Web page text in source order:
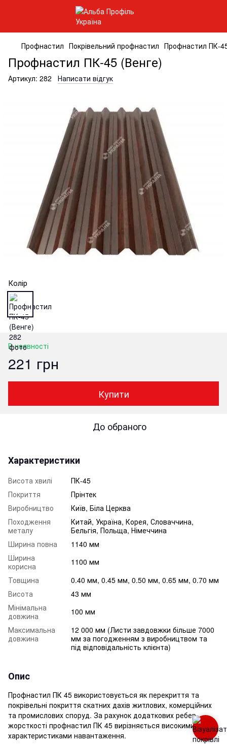
Профнастил Покрівельний профнастил Профнастил ПК-
Профнастил ПК-45 (Венге)
Артикул: 282 Написати відгук
Колір
В наявності
221 грн
Купити
До обраного
Характеристики
Висота хвилі
ПК-45
Покриття
Прінтек
Виробництво
Київ, Біла Церква
Походження
металу
Китай, Україна, Корея, Словаччина,
Бельгія, Польща, Німеччина
Ширина повна
1140 мм
Ширина
корисна
1100 мм
Товщина
0.40 мм, 0.45 мм, 0.50 мм, 0.65 мм, 0.70 мм
Висота
43 мм
Мінімальна
довжина
100 мм
Максимальна
довжина
12 000 мм (Листи завдовжки більше 7000
мм за погодженням з виробництвом та
під відповідальність клієнта)
Опис
Профнастил ПК 45 використовується як перекриття та
покрівельні покриття скатних дахів житлових, комерційних
та промислових споруд. За рахунок додаткових ребер
жорсткості профнастил ПК 45 вирізняється високими
характеристиками навантаження.